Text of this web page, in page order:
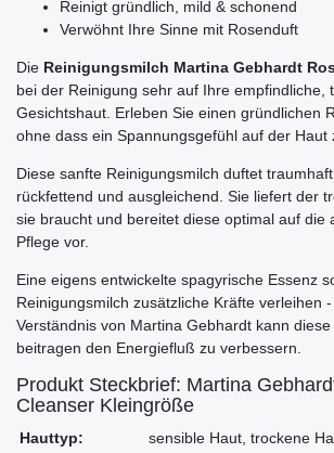
Reinigt gründlich, mild & schonend
Verwöhnt Ihre Sinne mit Rosenduft
Die Reinigungsmilch Martina Gebhardt
bei der Reinigung sehr auf Ihre empfindliche,
Gesichtshaut. Erleben Sie einen gründlichen
ohne dass ein Spannungsgefühl auf der Haut
Diese sanfte Reinigungsmilch duftet
rückfettend und ausgleichend. Sie liefert der
sie braucht und bereitet diese optimal auf die
Pflege vor.
Eine eigens entwickelte spagyrische Essenz
Reinigungsmilch zusätzliche Kräfte verleihen
Verständnis von Martina Gebhardt kann
beitragen den Energiefluß zu verbessern.
Produkt Steckbrief: Martina
Cleanser Kleingröße
Hauttyp:
sensible Haut, trockene